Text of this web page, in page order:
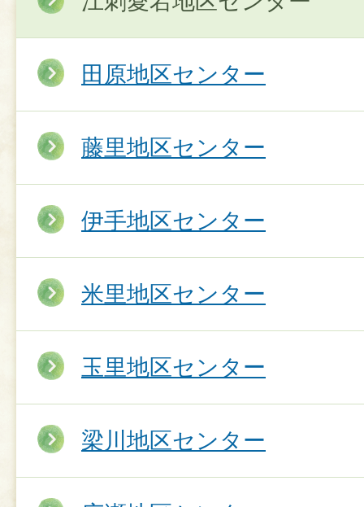
田原地区センター
藤里地区センター
伊手地区センター
米里地区センター
玉里地区センター
梁川地区センター